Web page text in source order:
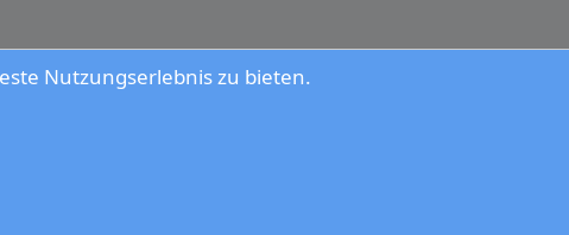
Nutzungserlebnis zu bieten.